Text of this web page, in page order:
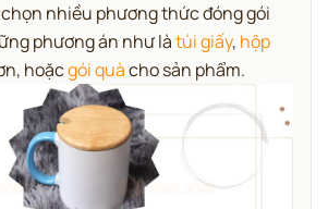
nhiều phương thức đóng gói
phương án như làtúi giấy, hộp
hoặcgói quàcho sản phẩm.